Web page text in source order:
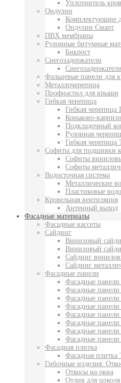
Уплотнитель
Ондулин
Комплектующие
Ондулин Смарт
ПВХ мембраны
Рулонные битумные
Бикрост
Снегозадержатели
Фальцевые панели для
Металлочерепица
Профнастил для крыши
Гибкая черепица
Гибкая черепица
Коньково-
Подкладочный
Рулонная
Гибкая черепица
Софиты для подшивки
Софиты
Софиты
Водосточная система
Металлические
Пластиковые
Кровельная вентиляция
Антенный выход
Фасадные материалы
Фасадные кассеты
Сайдинг
Виниловый
Виниловый
Сайдинг
Сайдинг
Фасадные панели
Фасадные
Фасадные
Фасадные
Фасадные
Фасадные панели
Фасадные
Фасадные
Фасадные
Фасадная плитка
Фасадная
Гибочные изделия:
Откосы на окна
Отлив для цоколя